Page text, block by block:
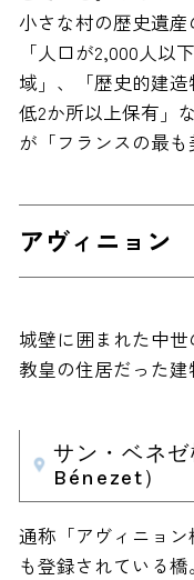
小さな村の歴史遺産
「人口が2,000人以
域」、「歴史的建
低2か所以上保有」
が「フランスの最も
アヴィニョン
城壁に囲まれた中
教皇の住居だった建
サン・ベネ
Bénezet）
通称「アヴィニョ
も登録されている